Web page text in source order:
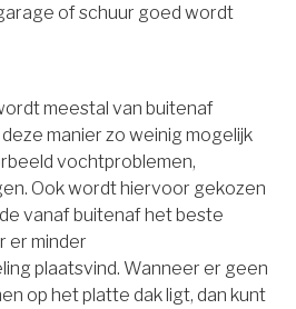
of schuur goed wordt
meestal van buitenaf
manier zo weinig mogelijk
vochtproblemen,
Ook wordt hiervoor gekozen
vanaf buitenaf het beste
er minder
plaatsvind. Wanneer er geen
op het platte dak ligt, dan kunt